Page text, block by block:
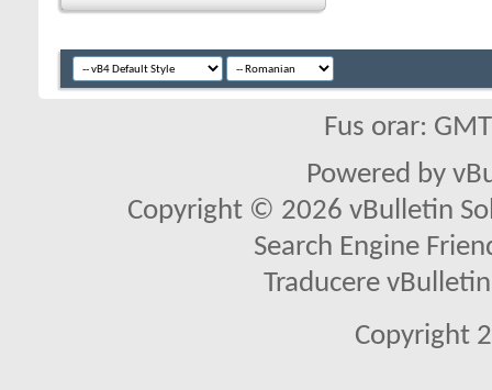
Fus orar:
Powered by
Copyright © 2026 vBulletin
Search Engine
Traducere
Copyright